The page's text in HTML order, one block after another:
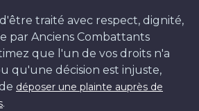
traité avec respect, dignité,
par Anciens Combattants
que l'un de vos droits n'a
qu'une décision est injuste,
déposer une plainte auprès de
.